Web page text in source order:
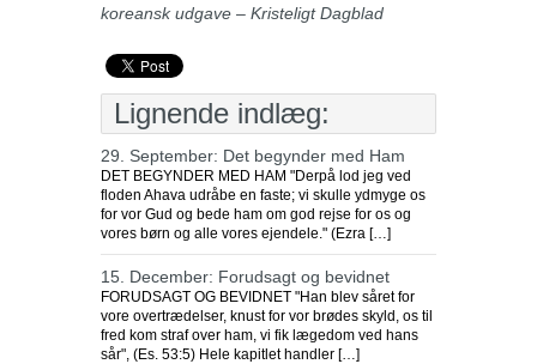
koreansk udgave – Kristeligt Dagblad
Lignende indlæg:
29. September: Det begynder med Ham
DET BEGYNDER MED HAM "Derpå lod jeg ved
floden Ahava udråbe en faste; vi skulle ydmyge os
for vor Gud og bede ham om god rejse for os og
vores børn og alle vores ejendele." (Ezra […]
15. December: Forudsagt og bevidnet
FORUDSAGT OG BEVIDNET "Han blev såret for
vore overtrædelser, knust for vor brødes skyld, os til
fred kom straf over ham, vi fik lægedom ved hans
sår", (Es. 53:5) Hele kapitlet handler […]